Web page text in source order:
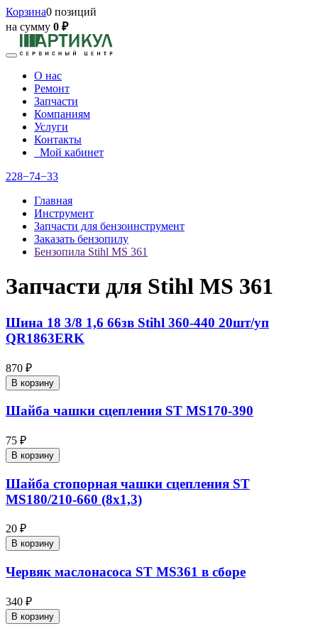
Корзина0 позиций
на сумму 0 ₽
О нас
Ремонт
Запчасти
Компаниям
Услуги
Контакты
Мой кабинет
228−74−33
Главная
Инструмент
Запчасти для бензоинструмент
Заказать бензопилу
Бензопила Stihl MS 361
Запчасти для Stihl MS 361
Шина 18 3/8 1,6 66зв Stihl 360-440 20шт/уп
QR1863ERK
870 ₽
В корзину
Шайба чашки сцепления ST MS170-390
75 ₽
В корзину
Шайба стопорная чашки сцепления ST
MS180/210-660 (8х1,3)
20 ₽
В корзину
Червяк маслонасоса ST MS361 в сборе
340 ₽
В корзину